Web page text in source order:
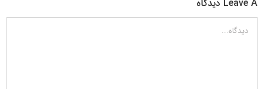
Leave A دیدگاه
دیدگاه